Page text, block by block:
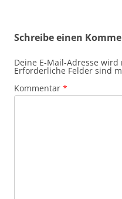
Schreibe einen
Deine E-Mail-Adresse
Erforderliche Felder sind
Kommentar *